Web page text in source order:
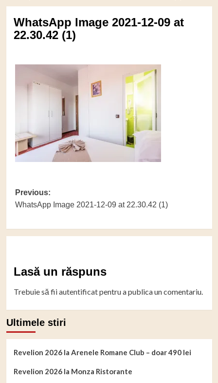
WhatsApp Image 2021-12-09 at
22.30.42 (1)
Post
navigation
Previous:
WhatsApp Image 2021-12-09 at 22.30.42 (1)
Lasă un răspuns
Trebuie să fiiautentificatpentru a publica un comentariu.
Ultimele stiri
Revelion 2026 la Arenele Romane Club – doar 490 lei
Revelion 2026 la Monza Ristorante